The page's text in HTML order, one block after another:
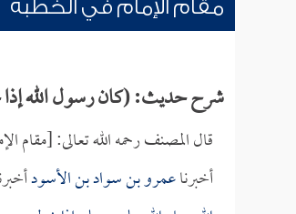
مقام الإمام في الخطبة
شرح حديث: (كان رسول الله
قال المصنف رحمه الله تعالى: [مقام
أخبرناعمرو بن سواد بن الأسود